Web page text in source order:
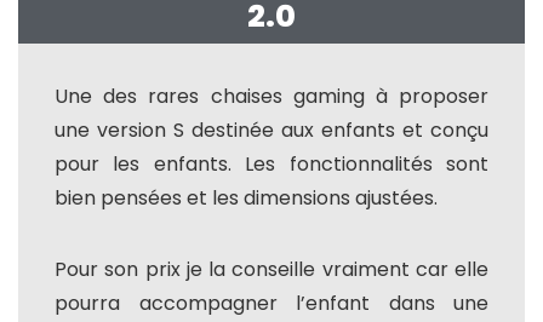
2.0
Une des rares chaises gaming à proposer
une version S destinée aux enfants et conçu
pour les enfants. Les fonctionnalités sont
bien pensées et les dimensions ajustées.
Pour son prix je la conseille vraiment car elle
pourra accompagner l’enfant dans une